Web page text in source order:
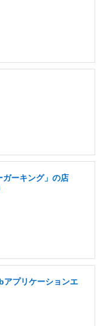
ガーキング」の店
アプリケーションエ